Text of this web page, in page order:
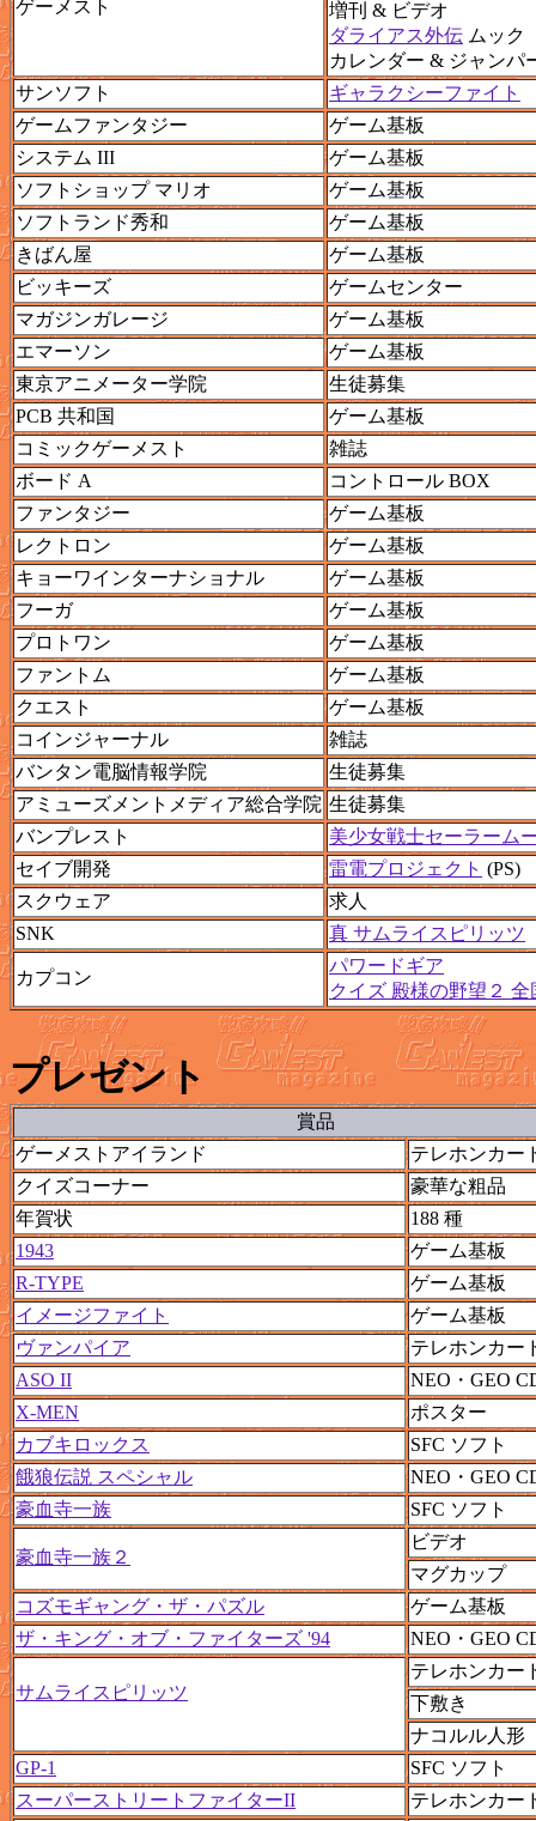
ゲーメスト
増刊 & ビデオ
ダライアス外伝 ムック
カレンダー & ジャンパ
サンソフト
ギャラクシーファイト
ゲームファンタジー
ゲーム基板
システム III
ゲーム基板
ソフトショップ マリオ
ゲーム基板
ソフトランド秀和
ゲーム基板
きばん屋
ゲーム基板
ビッキーズ
ゲームセンター
マガジンガレージ
ゲーム基板
エマーソン
ゲーム基板
東京アニメーター学院
生徒募集
PCB 共和国
ゲーム基板
コミックゲーメスト
雑誌
ボード A
コントロール BOX
ファンタジー
ゲーム基板
レクトロン
ゲーム基板
キョーワインターナショナル
ゲーム基板
フーガ
ゲーム基板
プロトワン
ゲーム基板
ファントム
ゲーム基板
クエスト
ゲーム基板
コインジャーナル
雑誌
バンタン電脳情報学院
生徒募集
アミューズメントメディア総合学院 生徒募集
バンプレスト
美少女戦士セーラーム
セイブ開発
雷電プロジェクト (PS)
スクウェア
求人
SNK
真 サムライスピリッツ
カプコン
パワードギア
クイズ 殿様の野望２ 全
プレゼント
賞品
ゲーメストアイランド
テレホンカー
クイズコーナー
豪華な粗品
年賀状
188 種
1943
ゲーム基板
R-TYPE
ゲーム基板
イメージファイト
ゲーム基板
ヴァンパイア
テレホンカー
ASO II
NEO・GEO
X-MEN
ポスター
カブキロックス
SFC ソフト
餓狼伝説 スペシャル
NEO・GEO
豪血寺一族
SFC ソフト
豪血寺一族２
ビデオ
マグカップ
コズモギャング・ザ・パズル
ゲーム基板
ザ・キング・オブ・ファイターズ '94
NEO・GEO
サムライスピリッツ
テレホンカー
下敷き
ナコルル人形
GP-1
SFC ソフト
スーパーストリートファイターII
テレホンカー